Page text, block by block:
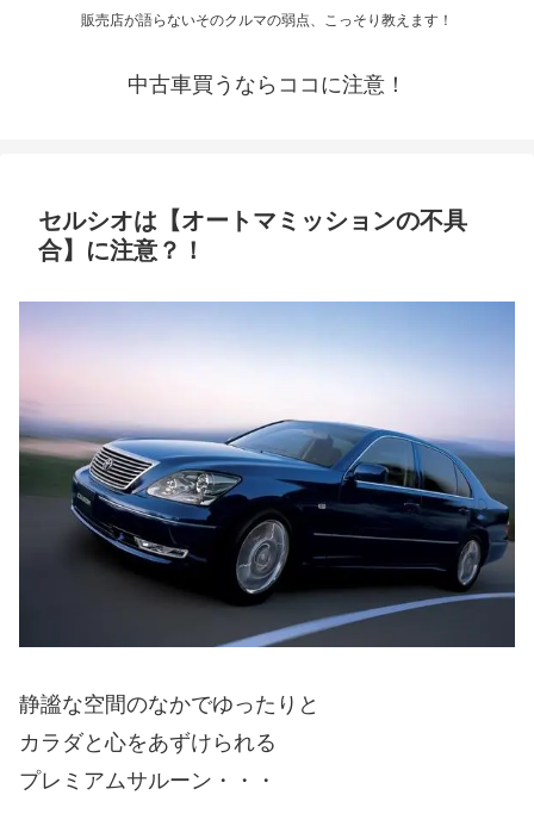
販売店が語らないそのクルマの弱点、こっそり教えます！
中古車買うならココに注意！
セルシオは【オートマミッションの不具
合】に注意？！
静謐な空間のなかでゆったりと
カラダと心をあずけられる
プレミアムサルーン・・・